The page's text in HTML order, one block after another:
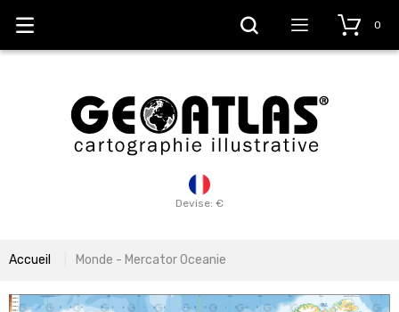
Devise: €
0
Accueil Monde - Mercator Oceanie